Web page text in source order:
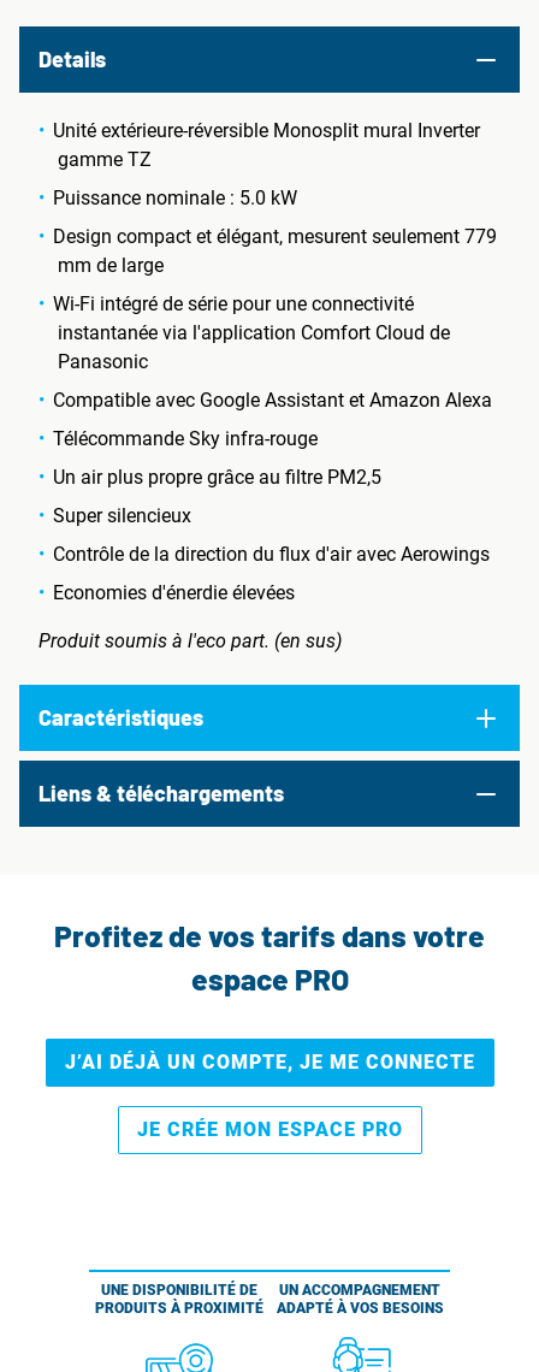
Details
Unité extérieure-réversible Monosplit mural Inverter
gamme TZ
Puissance nominale : 5.0 kW
Design compact et élégant, mesurent seulement 779
mm de large
Wi-Fi intégré de série pour une connectivité
instantanée via l'application Comfort Cloud de
Panasonic
Compatible avec Google Assistant et Amazon Alexa
Télécommande Sky infra-rouge
Un air plus propre grâce au filtre PM2,5
Super silencieux
Contrôle de la direction du flux d'air avec Aerowings
Economies d'énerdie élevées
Produit soumis à l'eco part. (en sus)
Caractéristiques
Liens & téléchargements
Profitez de vos tarifs dans votre
espace PRO
J’AI DÉJÀ UN COMPTE, JE ME CONNECTE
JE CRÉE MON ESPACE PRO
UNE DISPONIBILITÉ DE
PRODUITS À PROXIMITÉ
UN ACCOMPAGNEMENT
ADAPTÉ À VOS BESOINS